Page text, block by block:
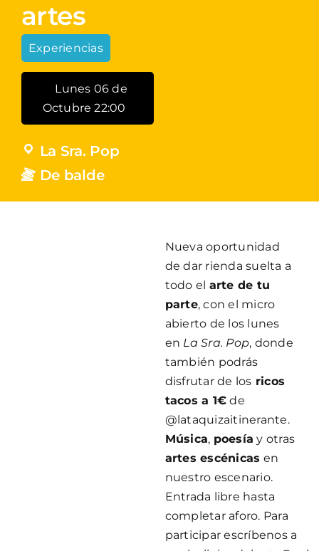
artes
Experiencias
Lunes 06 de
Octubre 22:00
La Sra. Pop
De balde
Nueva oportunidad
de dar rienda suelta a
todo el arte de tu
parte, con el micro
abierto de los lunes
en La Sra. Pop, donde
también podrás
disfrutar de los ricos
tacos a 1€ de
@lataquizaitinerante.
Música, poesía y otras
artes escénicas en
nuestro escenario.
Entrada libre hasta
completar aforo. Para
participar escríbenos a